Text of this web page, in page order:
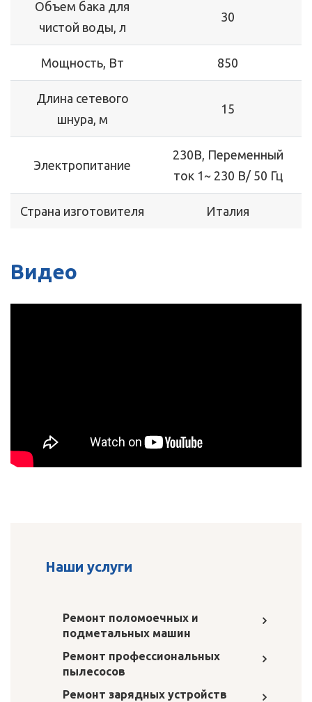
Объем бака для
чистой воды, л
30
Мощность, Вт 850
Длина сетевого
шнура, м
15
Электропитание
230В, Переменный
ток 1~ 230 В/ 50 Гц
Страна изготовителя Италия
Видео
Наши услуги
Ремонт поломоечных и
подметальных машин
Ремонт профессиональных
пылесосов
Ремонт зарядных устройств